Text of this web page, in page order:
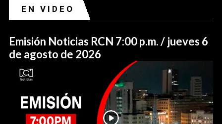
EN VIDEO
Emisión Noticias RCN 7:00 p.m. / jueves 6
de agosto de 2026